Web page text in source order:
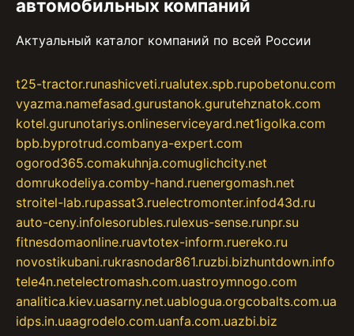
автомобильных компаний
Актуальный каталог компаний по всей России
t25-tractor.runashicveti.rualutex.spb.rupobetonu.com
vyazma.namefasad.gurustanok.gurutehznatok.com
kotel.gurunotariys.onlineserviceyard.net1igolka.com
bpb.byprotrud.combanya-expert.com
ogorod365.comakuhnja.comuglichcity.net
domrukodeliya.comby-hand.ruenergomash.net
stroitel-lab.rupassat3.ruelectromonter.infod43d.ru
auto-ceny.infolesorubles.rulexus-sense.runpr.su
fitnesdomaonline.ruavtotex-inform.ruereko.ru
novostikubani.rukrasnodar861.ruzbi.bizhuntdown.info
tele4n.netelectromash.com.uastroymnogo.com
analitica.kiev.uasarny.net.uablogua.orgcobalts.com.ua
idps.in.uaagrodelo.com.uanfa.com.uazbi.biz